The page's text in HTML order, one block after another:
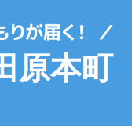
原本町